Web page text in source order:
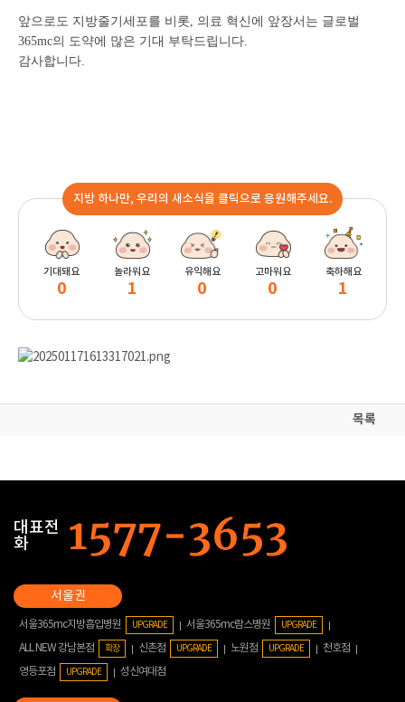
앞으로도 지방줄기세포를 비롯, 의료 혁신에 앞장서는 글로벌
365mc의 도약에 많은 기대 부탁드립니다.
감사합니다.
지방 하나만, 우리의 새소식을 클릭으로 응원해주세요.
기대돼요
0
놀라워요
1
유익해요
0
고마워요
0
축하해요
1
목록
대표전
화
서울365mc지방흡입병원 UPGRADE 서울365mc람스병원 UPGRADE
ALL NEW 강남본점 확장 신촌점 UPGRADE 노원점 UPGRADE
천호점
영등포점
UPGRADE 성신여대점